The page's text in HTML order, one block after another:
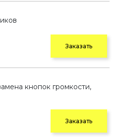
Заказать
кнопок громкости,
Заказать